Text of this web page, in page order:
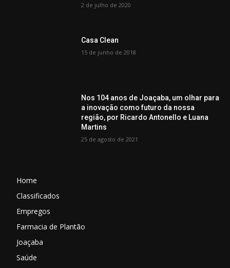
2 de julho de 2020
Casa Clean
15 de junho de 2018
Nos 104 anos de Joaçaba, um olhar para
a inovação como futuro da nossa
região, por Ricardo Antonello e Luana
Martins
25 de agosto de 2021
Home
Classificados
Empregos
Farmacia de Plantão
Joaçaba
Saúde